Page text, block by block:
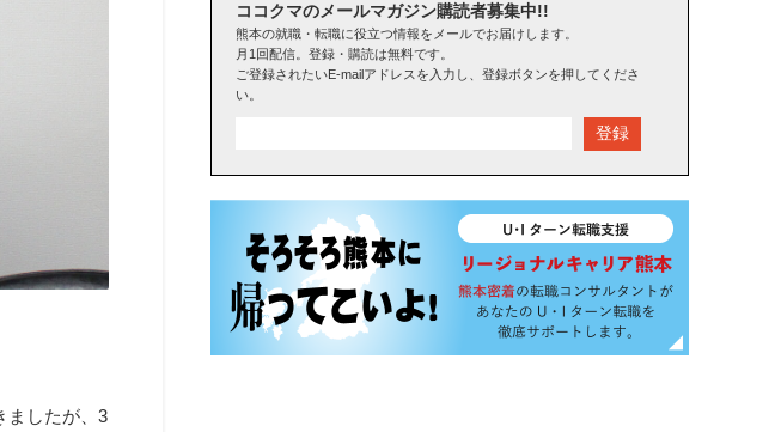
ましたが、3
ココクマのメールマガジン購読者募集中!!
熊本の就職・転職に役立つ情報をメールでお届けします。
月1回配信。登録・購読は無料です。
ご登録されたいE-mailアドレスを入力し、登録ボタンを押してくださ
い。
登録